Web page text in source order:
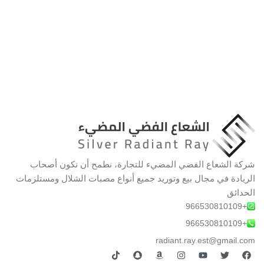
شركة الشعاع الفضي المضيء للتجارة، نطمح أن نكون أصحاب
الريادة في مجال بيع وتوريد جميع أنواع مصبات الشلال ومستلزمات
الحدائق
+966530810109
+966530810109
radiant.ray.est@gmail.com